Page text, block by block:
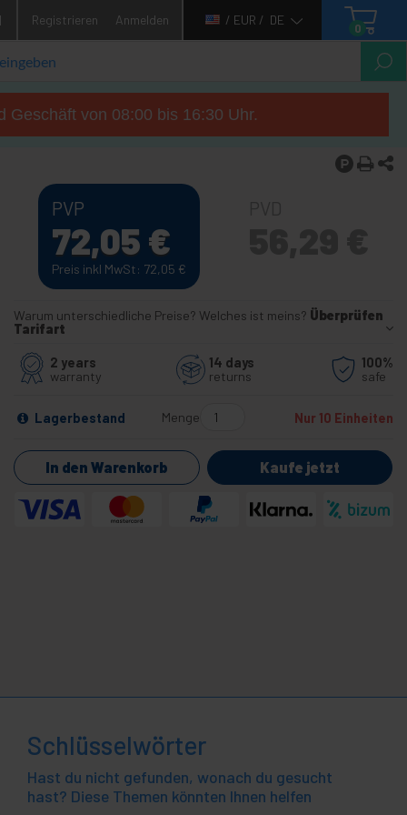
Registrieren Anmelden / EUR / DE
0
Geschäft von 08:00 bis 16:30 Uhr.
PVP
72,05 €
Preis inkl MwSt: 72,05 €
Warum unterschiedliche Preise? Welches ist meins? Überprüfen
Tarifart
2 years
warranty
14 days
returns
100%
safe
Lagerbestand Menge Nur 10 Einheiten
In den Warenkorb Kaufe jetzt
Schlüsselwörter
Hast du nicht gefunden, wonach du gesucht
hast? Diese Themen könnten Ihnen helfen